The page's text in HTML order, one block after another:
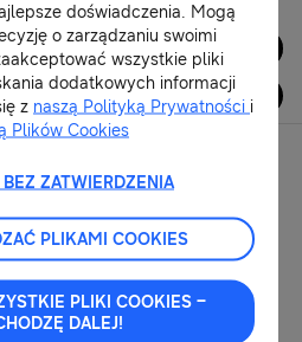
Dla Mediów
doświadczenia. Mogą
o zarządzaniu swoimi
wszystkie pliki
dodatkowych informacji
z naszą Polityką Prywatności i
Plików Cookies
BEZ ZATWIERDZENIA
PLIKAMI COOKIES
PLIKI COOKIES –
DALEJ!